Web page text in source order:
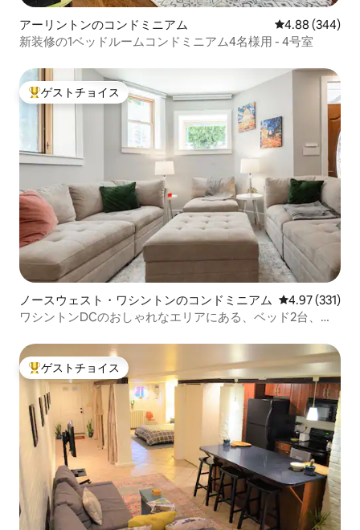
アーリントンのコンドミニアム レビュー344
4.88 (344)
新装修の1ベッドルームコンドミニアム4名様用 - 4号室
大好評のゲストチョイスです。
ゲストチョイス
ノースウェスト・ワシントンのコンドミニアム レビュー331
4.97 (331)
ワシントンDCのおしゃれなエリアにある、ベッド2台、バ
大好評のゲストチョイスです。
ゲストチョイス